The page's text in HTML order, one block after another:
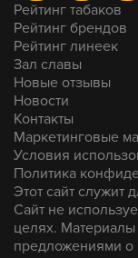
Рейтинг табаков
Рейтинг брендов
Рейтинг линеек
Зал славы
Новые отзывы
Новости
Контакты
Маркетинговые
Условия
Политика
Этот сайт служит
Сайт не
целях. Материалы
предложениями о